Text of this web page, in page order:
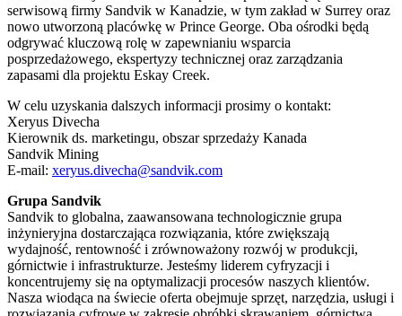
serwisową firmy Sandvik w Kanadzie, w tym zakład w Surrey oraz
nowo utworzoną placówkę w Prince George. Oba ośrodki będą
odgrywać kluczową rolę w zapewnianiu wsparcia
posprzedażowego, ekspertyzy technicznej oraz zarządzania
zapasami dla projektu Eskay Creek.
W celu uzyskania dalszych informacji prosimy o kontakt:
Xeryus Divecha
Kierownik ds. marketingu, obszar sprzedaży Kanada
Sandvik Mining
E-mail: xeryus.divecha@sandvik.com
Grupa Sandvik
Sandvik to globalna, zaawansowana technologicznie grupa
inżynieryjna dostarczająca rozwiązania, które zwiększają
wydajność, rentowność i zrównoważony rozwój w produkcji,
górnictwie i infrastrukturze. Jesteśmy liderem cyfryzacji i
koncentrujemy się na optymalizacji procesów naszych klientów.
Nasza wiodąca na świecie oferta obejmuje sprzęt, narzędzia, usługi i